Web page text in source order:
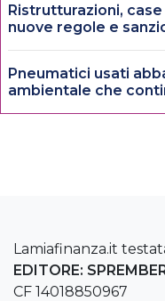
Ristrutturazioni,
nuove regole e
Pneumatici usati
ambientale che
Lamiafinanza.it
EDITORE:
CF 14018850967